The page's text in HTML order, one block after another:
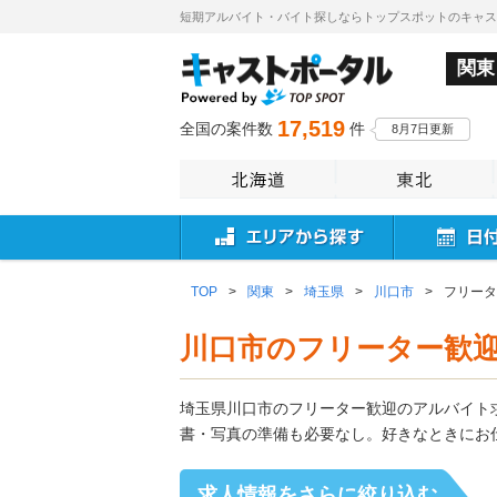
短期アルバイト・バイト探しならトップスポットのキャ
関東
全国の案件数 17,519 件 8月7日更新
TOP > 関東 > 埼玉県 > 川口市 > フリー
川口市のフリーター歓
埼玉県川口市のフリーター歓迎のアルバイ
書・写真の準備も必要なし。好きなときに